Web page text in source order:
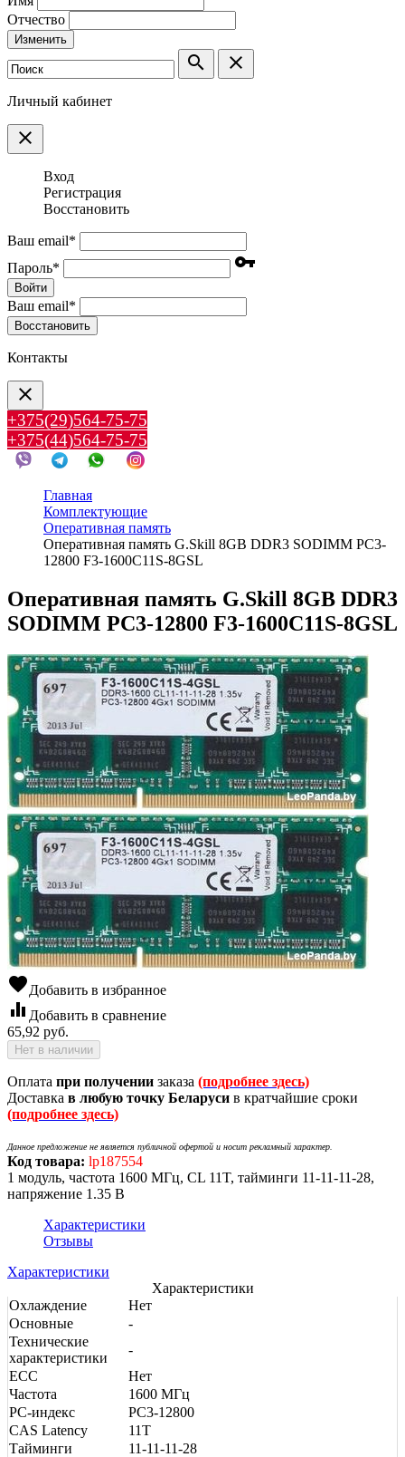
Отчество
Изменить
search clear
Личный кабинет
clear
Вход
Регистрация
Восстановить
Ваш email*
Пароль* vpn_key
Войти
Ваш email*
Воcстановить
Контакты
clear
+375(29)564-75-75
+375(44)564-75-75
Главная
Комплектующие
Оперативная память
Оперативная память G.Skill 8GB DDR3 SODIMM PC3-
12800 F3-1600C11S-8GSL
Оперативная память G.Skill 8GB DDR3
SODIMM PC3-12800 F3-1600C11S-8GSL
favoriteДобавить в избранное
equalizer Добавить в сравнение
65,92 руб.
Нет в наличии
Оплата при получении заказа (подробнее здесь)
Доставка в любую точку Беларуси в кратчайшие сроки
(подробнее здесь)
Данное предложение не является публичной офертой и носит рекламный характер.
Код товара: lp187554
1 модуль, частота 1600 МГц, CL 11T, тайминги 11-11-11-28,
напряжение 1.35 В
Характеристики
Отзывы
Характеристики
Характеристики
Охлаждение
Нет
Основные
-
Технические
характеристики
-
ECC
Нет
Частота
1600 МГц
PC-индекс
PC3-12800
CAS Latency
11T
Тайминги
11-11-11-28